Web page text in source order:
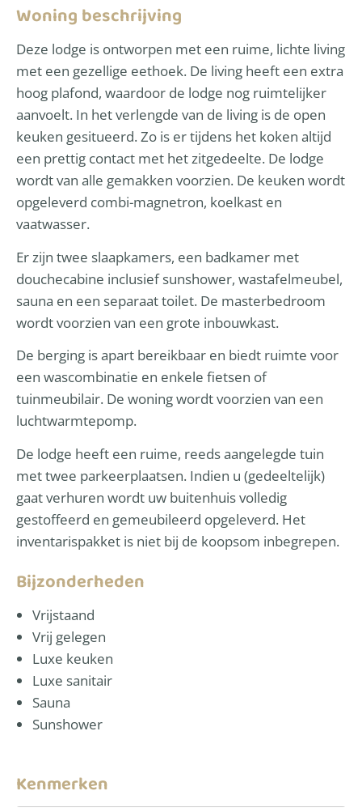
Woning beschrijving
Deze lodge is ontworpen met een ruime, lichte living
met een gezellige eethoek. De living heeft een extra
hoog plafond, waardoor de lodge nog ruimtelijker
aanvoelt. In het verlengde van de living is de open
keuken gesitueerd. Zo is er tijdens het koken altijd
een prettig contact met het zitgedeelte. De lodge
wordt van alle gemakken voorzien. De keuken wordt
opgeleverd combi-magnetron, koelkast en
vaatwasser.
Er zijn twee slaapkamers, een badkamer met
douchecabine inclusief sunshower, wastafelmeubel,
sauna en een separaat toilet. De masterbedroom
wordt voorzien van een grote inbouwkast.
De berging is apart bereikbaar en biedt ruimte voor
een wascombinatie en enkele fietsen of
tuinmeubilair. De woning wordt voorzien van een
luchtwarmtepomp.
De lodge heeft een ruime, reeds aangelegde tuin
met twee parkeerplaatsen. Indien u (gedeeltelijk)
gaat verhuren wordt uw buitenhuis volledig
gestoffeerd en gemeubileerd opgeleverd. Het
inventarispakket is niet bij de koopsom inbegrepen.
Bijzonderheden
Vrijstaand
Vrij gelegen
Luxe keuken
Luxe sanitair
Sauna
Sunshower
Kenmerken